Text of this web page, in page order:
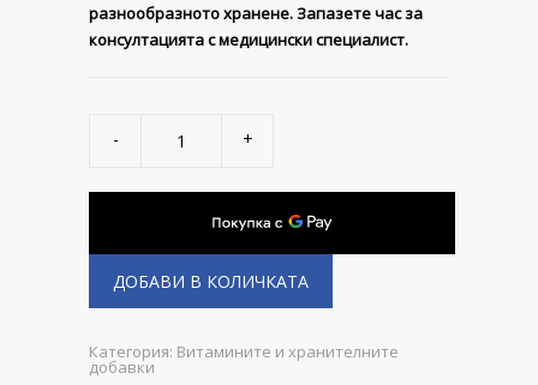
разнообразното хранене. Запазете час за
консултацията с медицински специалист.
Labs
ДОБАВИ В КОЛИЧКАТА
Категория: Витамините и хранителните
добавки